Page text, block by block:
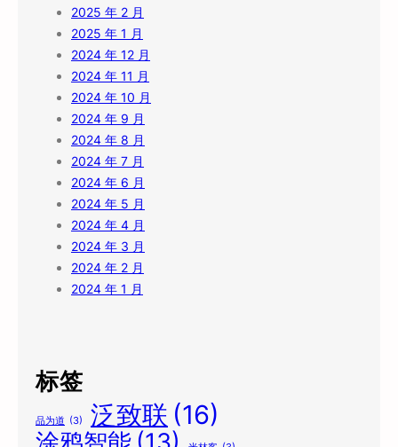
2025 年 2 月
2025 年 1 月
2024 年 12 月
2024 年 11 月
2024 年 10 月
2024 年 9 月
2024 年 8 月
2024 年 7 月
2024 年 6 月
2024 年 5 月
2024 年 4 月
2024 年 3 月
2024 年 2 月
2024 年 1 月
标签
品为道 (3) 泛致联 (16)